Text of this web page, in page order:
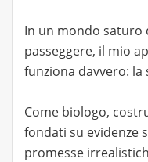
In un mondo saturo
passeggere, il mio
funziona davvero: la
Come biologo,
fondati su evidenze
promesse